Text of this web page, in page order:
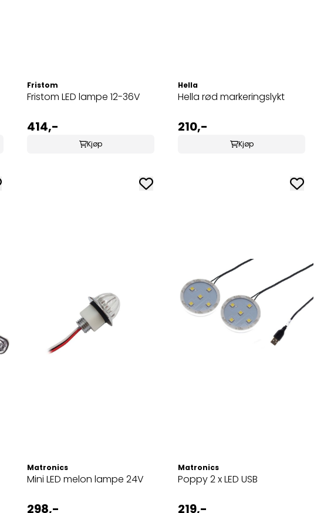
Fristom
Fristom LED lampe 12-36V
414,-
Kjøp
Hella
Hella rød markeringslykt
210,-
Kjøp
Matronics
Mini LED melon lampe 24V
298,-
Matronics
Poppy 2 x LED USB
219,-